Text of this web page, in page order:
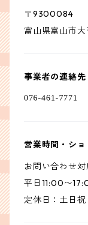
〒9300084
富山県富山市
事業者の連絡先
営業時間・シ
お問い合わせ対
平日11:00〜
定休日：土日